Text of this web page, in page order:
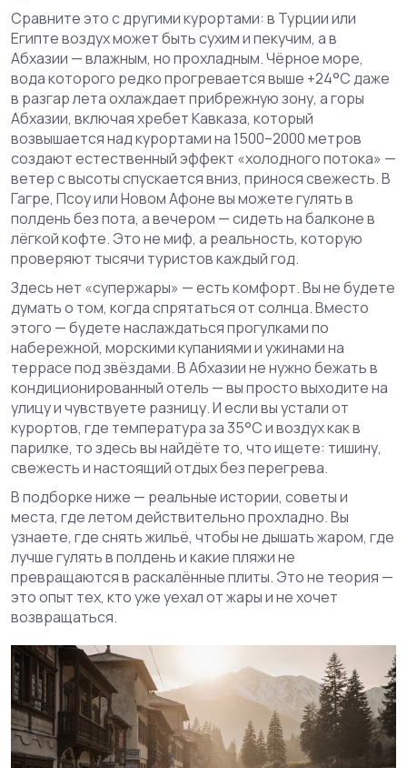
Сравните это с другими курортами: в Турции или
Египте воздух может быть сухим и пекучим, а в
Абхазии — влажным, но прохладным.Чёрное море,
вода которого редко прогревается выше +24°C даже
в разгар летаохлаждает прибрежную зону, агоры
Абхазии, включая хребет Кавказа, который
возвышается над курортами на 1500–2000 метров
создают естественный эффект «холодного потока» —
ветер с высоты спускается вниз, принося свежесть. В
Гагре, Псоу или Новом Афоне вы можете гулять в
полдень без пота, а вечером — сидеть на балконе в
лёгкой кофте. Это не миф, а реальность, которую
проверяют тысячи туристов каждый год.
Здесь нет «супержары» — есть комфорт. Вы не будете
думать о том, когда спрятаться от солнца. Вместо
этого — будете наслаждаться прогулками по
набережной, морскими купаниями и ужинами на
террасе под звёздами. В Абхазии не нужно бежать в
кондиционированный отель — вы просто выходите на
улицу и чувствуете разницу. И если вы устали от
курортов, где температура за 35°C и воздух как в
парилке, то здесь вы найдёте то, что ищете: тишину,
свежесть и настоящий отдых без перегрева.
В подборке ниже — реальные истории, советы и
места, где летом действительно прохладно. Вы
узнаете, где снять жильё, чтобы не дышать жаром, где
лучше гулять в полдень и какие пляжи не
превращаются в раскалённые плиты. Это не теория —
это опыт тех, кто уже уехал от жары и не хочет
возвращаться.